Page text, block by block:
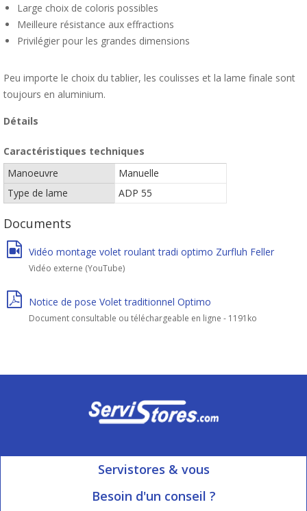
Large choix de coloris possibles
Meilleure résistance aux effractions
Privilégier pour les grandes dimensions
Peu importe le choix du tablier, les coulisses et la lame finale sont
toujours en aluminium.
Détails
Caractéristiques techniques
Manoeuvre
Manuelle
Type de lame
ADP 55
Documents
Vidéo montage volet roulant tradi optimo Zurfluh Feller
Vidéo externe (YouTube)
Notice de pose Volet traditionnel Optimo
Document consultable ou téléchargeable en ligne - 1191ko
Servistores & vous
Mon compte
Besoin d'un conseil ?